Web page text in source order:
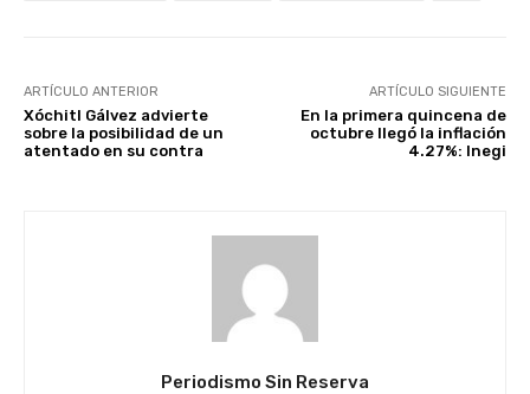
ARTÍCULO ANTERIOR
Xóchitl Gálvez advierte
sobre la posibilidad de un
atentado en su contra
ARTÍCULO SIGUIENTE
En la primera quincena de
octubre llegó la inflación
4.27%: Inegi
Periodismo Sin Reserva